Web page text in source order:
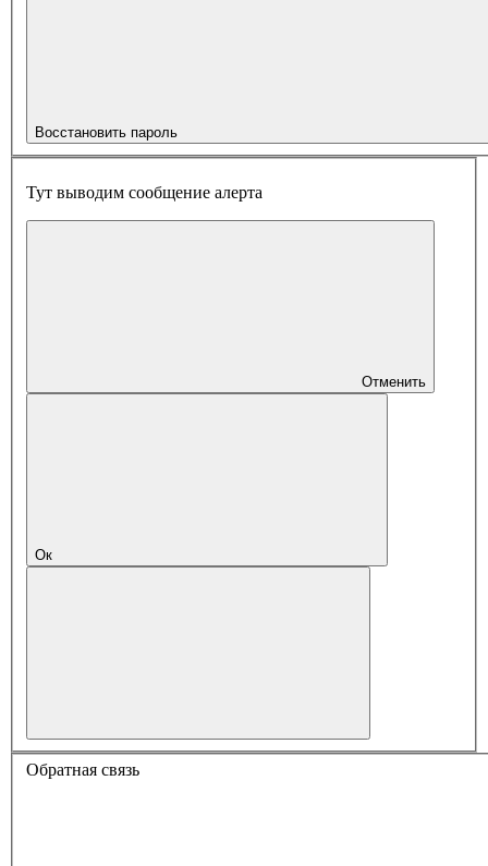
Восстановить пароль
Тут выводим сообщение алерта
Отменить
Ок
Обратная связь